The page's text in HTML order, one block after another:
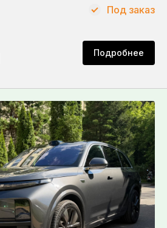
Подробнее
Под заказ